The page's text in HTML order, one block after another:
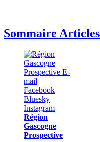
Sommaire Articles
Région
Gascogne
Prospective